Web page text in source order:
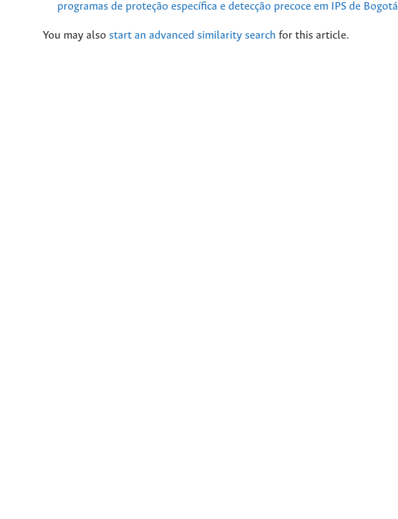
programas de proteção específica e detecção precoce em IPS de Bogotá
You may also start an advanced similarity search for this article.